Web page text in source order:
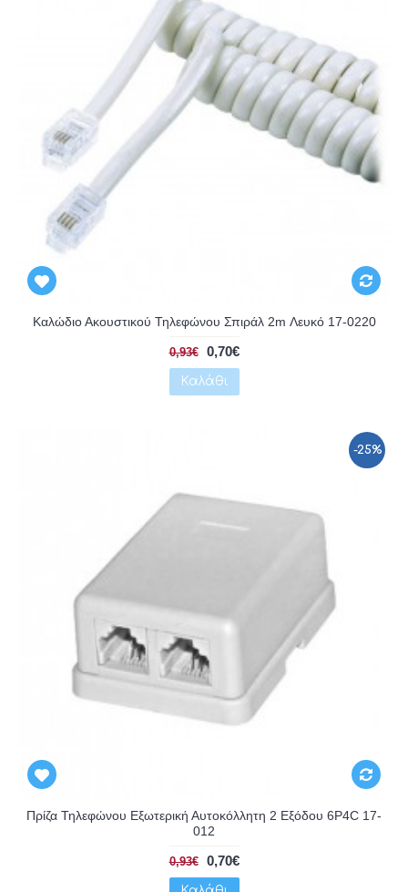
Καλώδιο Ακουστικού Τηλεφώνου Σπιράλ 2m Λευκό 17-0220
0,93€ 0,70€
Καλάθι
-25%
Πρίζα Τηλεφώνου Εξωτερική Αυτοκόλλητη 2 Εξόδου 6P4C 17-
012
0,93€ 0,70€